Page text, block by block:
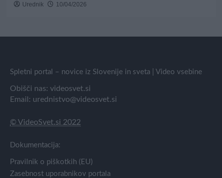
Urednik 10/04/2026
Spletni portal – novice iz Slovenije in sveta | Video vsebine
Obišči nas: videosvet.si
Email: urednistvo@videosvet.si
© VideoSvet.si 2022
Dokumentacija:
Pravilnik o piškotkih (EU)
Zasebnost uporabnikov portala